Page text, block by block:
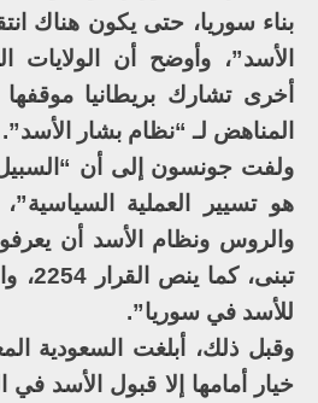
بناء سوريا، حتى يكون هناك
الأسد”، وأوضح أن الولايات
أخرى تشارك بريطانيا
المناهض لـ “نظام بشار الأسد”.
ولفت جونسون إلى أن
هو تسيير العملية السياسية”،
والروس ونظام الأسد أن
تبنى،
للأسد في سوريا”.
وقبل ذلك، أبلغت السعودية
خيار أمامها إلا قبول الأسد